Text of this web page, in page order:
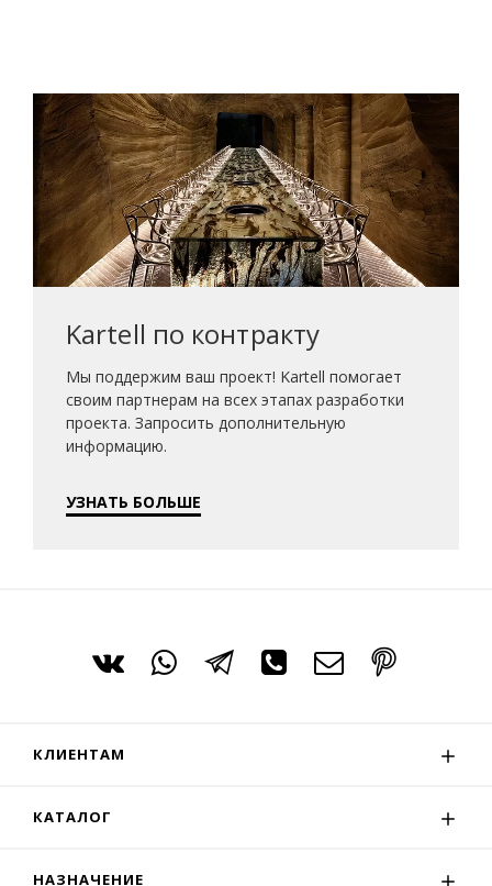
Kartell по контракту
Мы поддержим ваш проект! Kartell помогает
своим партнерам на всех этапах разработки
проекта. Запросить дополнительную
информацию.
УЗНАТЬ БОЛЬШЕ
КЛИЕНТАМ
КАТАЛОГ
НАЗНАЧЕНИЕ